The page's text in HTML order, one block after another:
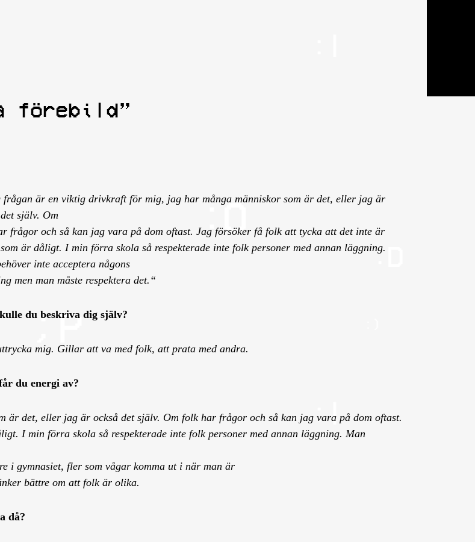
förebild”
frågan är en viktig drivkraft för mig, jag har många människor som är det, eller jag är
själv. Om
frågor och så kan jag vara på dom oftast. Jag försöker få folk att tycka att det inte är
är dåligt. I min förra skola så respekterade inte folk personer med annan läggning.
inte acceptera någons
men man måste respektera det.“
du beskriva dig själv?
mig. Gillar att va med folk, att prata med andra.
du energi av?
det, eller jag är också det själv. Om folk har frågor och så kan jag vara på dom oftast.
I min förra skola så respekterade inte folk personer med annan läggning. Man
i gymnasiet, fler som vågar komma ut i när man är
bättre om att folk är olika.
då?